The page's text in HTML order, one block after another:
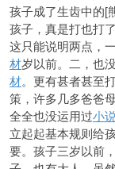
孩子成了生齿中的[
孩子，真是打也打
这只能说明两点，
材岁以前。二，也
材。更有甚者甚至
策，许多几多爸爸
全全也没运用过小
立起起基本规则给
要。孩子三岁以前